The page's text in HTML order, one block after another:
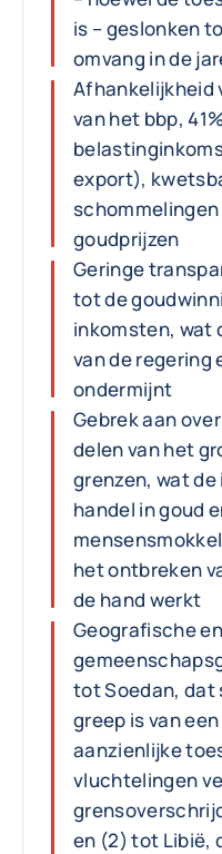
is – geslonken
omvang in de
Afhankelijkheid
van het bbp,
export),
schommelingen
goudprijzen
Geringe
tot de
inkomsten, wat
van de regering
ondermijnt
Gebrek aan
delen van het
grenzen, wat
handel in goud
het ontbreken
de hand werkt
Geografische en
tot Soedan, dat
greep is van
aanzienlijke
vluchtelingen
en (2) tot Libië,